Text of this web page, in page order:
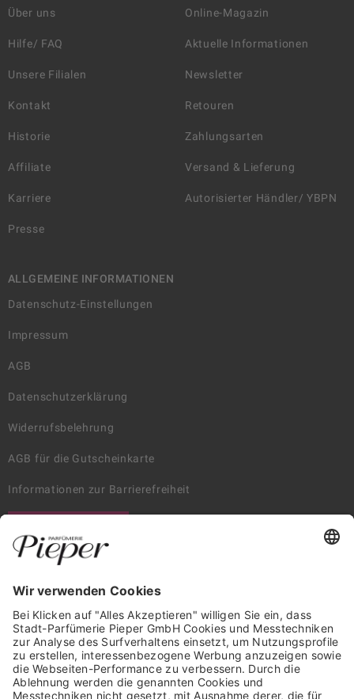
Über uns
Hilfe/ FAQ
Unsere Filialen
Kontakt
Historie
Affiliate
Karriere
Presse
Online-Magazin
Aktuelle Informationen
Newsletter
Retouren
Zahlungsarten
Versand & Lieferung
Autorisierter Händler/ YBPN
ALLGEMEINE INFORMATIONEN
Datenschutz-Einstellungen
Impressum
AGB
Datenschutzerklärung
Widerrufsbelehrung
AGB für die Gutscheinkarte
Informationen zur Barrierefreiheit